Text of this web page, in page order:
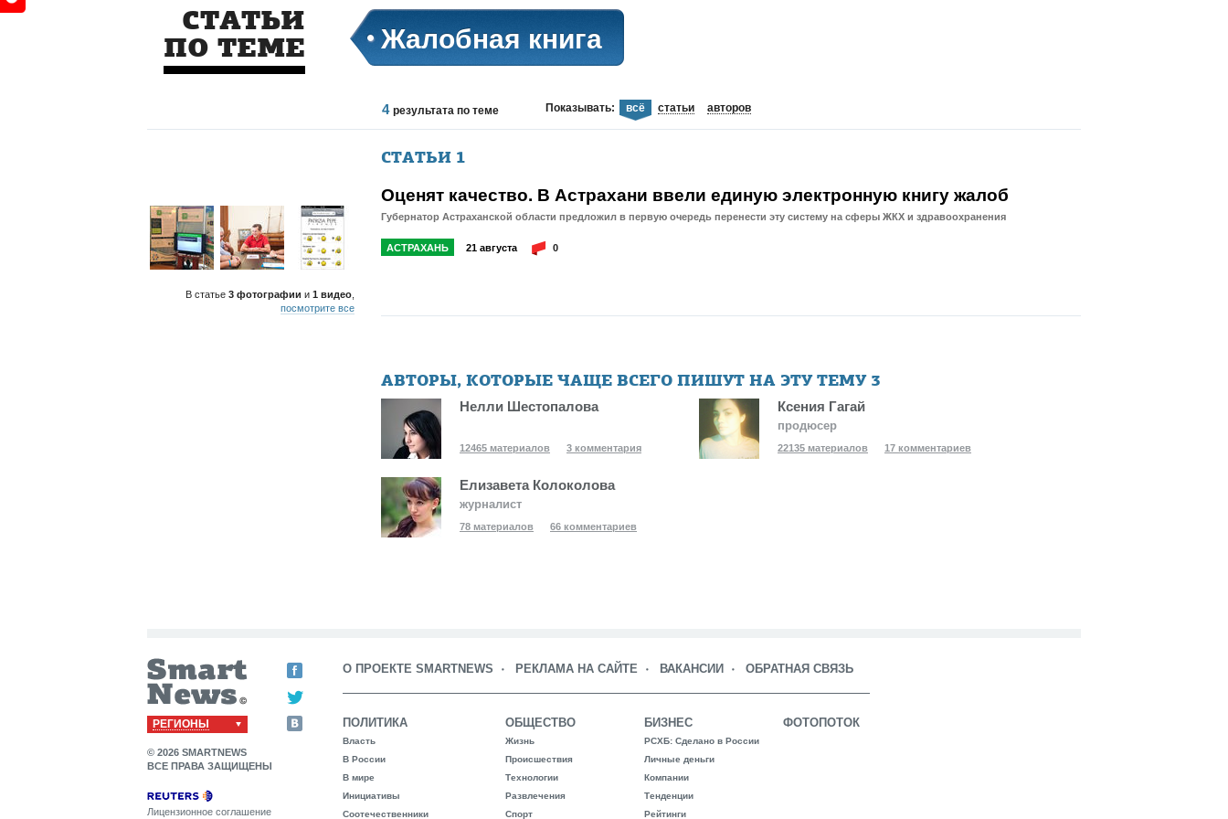
СТАТЬИ
ПО ТЕМЕ
Жалобная книга
4 результата по теме Показывать: всё статьи авторов
СТАТЬИ 1
В статье 3 фотографии и 1 видео
посмотрите все
Оценят качество. В Астрахани ввели единую электронную книгу жалоб
Губернатор Астраханской области предложил в первую очередь перенести эту систему на сферы ЖКХ и здравоохранения
АСТРАХАНЬ 21 августа 0
АВТОРЫ, КОТОРЫЕ ЧАЩЕ ВСЕГО ПИШУТ НА ЭТУ ТЕМУ 3
Нелли Шестопалова
12465 материалов 3 комментария
Елизавета Колоколова
журналист
78 материалов 66 комментариев
Ксения Гагай
продюсер
22135 материалов 17 комментариев
РЕГИОНЫ
© 2026 SMARTNEWS
ВСЕ ПРАВА ЗАЩИЩЕНЫ
Лицензионное соглашение
О ПРОЕКТЕ SMARTNEWS РЕКЛАМА НА САЙТЕ ВАКАНСИИ ОБРАТНАЯ СВЯЗЬ
ПОЛИТИКА
Власть
В России
В мире
Инициативы
Соотечественники
ОБЩЕСТВО
Жизнь
Происшествия
Технологии
Развлечения
Спорт
БИЗНЕС
РСХБ: Сделано в России
Личные деньги
Компании
Тенденции
Рейтинги
ФОТОПОТОК